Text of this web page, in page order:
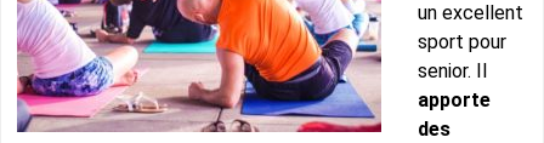
un excellent
sport pour
senior. Il
apporte
des